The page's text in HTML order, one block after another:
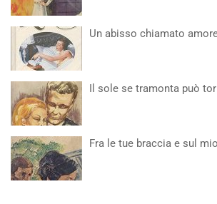
Un abisso chiamato
Il sole se tramonta può
Fra le tue braccia e sul